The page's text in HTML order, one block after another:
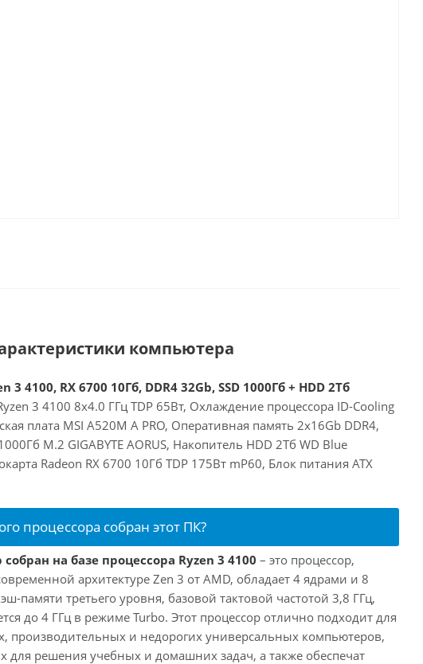
компьютера
3 4100, RX 6700 10Гб, DDR4 32Gb, SSD 1000Гб + HDD 2Тб
3 4100 8x4.0 ГГц TDP 65Вт, Охлаждение процессора ID-Cooling
плата MSI A520M A PRO, Оперативная память 2x16Gb DDR4,
M.2 GIGABYTE AORUS, Накопитель HDD 2Тб WD Blue
Radeon RX 6700 10Гб TDP 175Вт mP60, Блок питания ATX
процессора собран этот ПК?
на базе процессора Ryzen 3 4100 – это процессор,
архитектуре Zen 3 от AMD, обладает 4 ядрами и 8
памяти третьего уровня, базовой тактовой частотой 3,8 ГГц,
до 4 ГГц в режиме Turbo. Этот процессор отлично подходит для
производительных и недорогих универсальных компьютеров,
для решения учебных и домашних задач, а также обеспечат